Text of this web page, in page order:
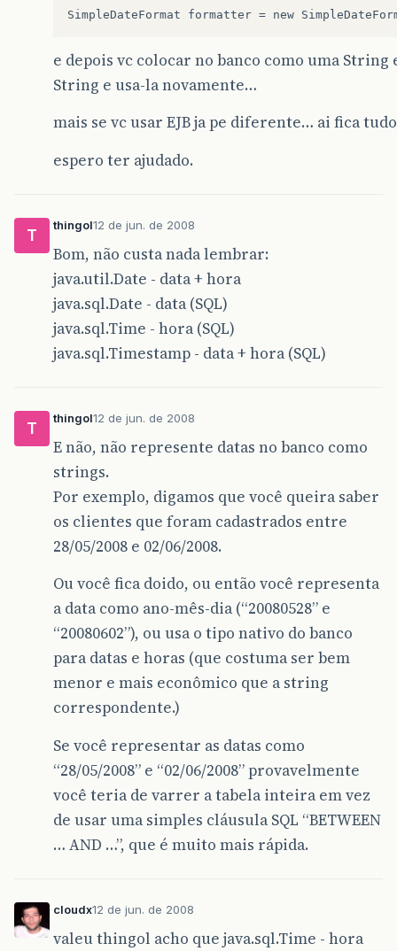
SimpleDateFormat formatter = new
e depois vc colocar no banco como uma String
String e usa-la novamente…
mais se vc usar EJB ja pe diferente… ai fica
espero ter ajudado.
T
thingol12 de jun. de 2008
Bom, não custa nada lembrar:
java.util.Date - data + hora
java.sql.Date - data (SQL)
java.sql.Time - hora (SQL)
java.sql.Timestamp - data + hora (SQL)
T
thingol12 de jun. de 2008
E não, não represente datas no banco como
strings.
Por exemplo, digamos que você queira saber
os clientes que foram cadastrados entre
28/05/2008 e 02/06/2008.
Ou você fica doido, ou então você representa
a data como ano-mês-dia (“20080528” e
“20080602”), ou usa o tipo nativo do banco
para datas e horas (que costuma ser bem
menor e mais econômico que a string
correspondente.)
Se você representar as datas como
“28/05/2008” e “02/06/2008” provavelmente
você teria de varrer a tabela inteira em vez
de usar uma simples cláusula SQL “BETWEEN
… AND …”, que é muito mais rápida.
cloudx12 de jun. de 2008
valeu thingol acho que java.sql.Time - hora